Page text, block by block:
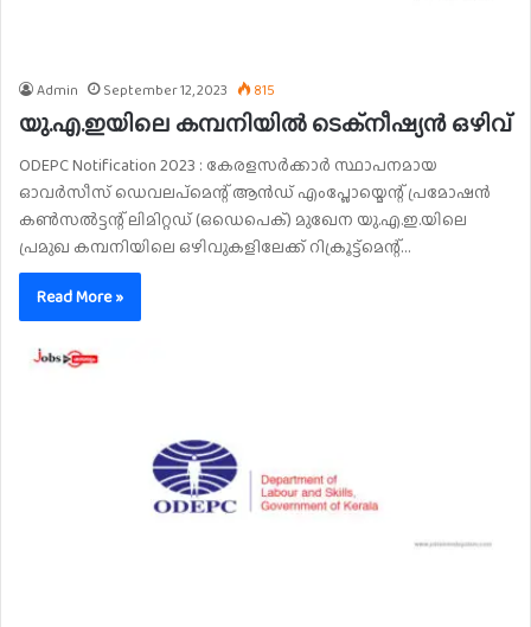
Admin September 12, 2023 815
യു.എ.ഇയിലെ കമ്പനിയിൽ ടെക്നീഷ്യൻ ഒഴിവ്
ODEPC Notification 2023 : കേരളസർക്കാർ സ്ഥാപനമായ
ഓവർസീസ് ഡെവലപ്മെന്റ് ആൻഡ് എംപ്ലോയ്മെന്റ് പ്രമോഷൻ
കൺസൽട്ടന്റ് ലിമിറ്റഡ് (ഒഡെപെക്) മുഖേന യു.എ.ഇ.യിലെ
പ്രമുഖ കമ്പനിയിലെ ഒഴിവുകളിലേക്ക് റിക്രൂട്ട്മെന്റ്…
Read More »